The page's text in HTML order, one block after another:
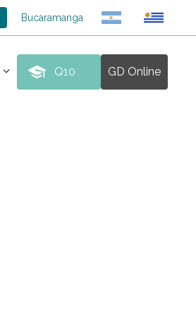
Bucaramanga
Q10 GD Online